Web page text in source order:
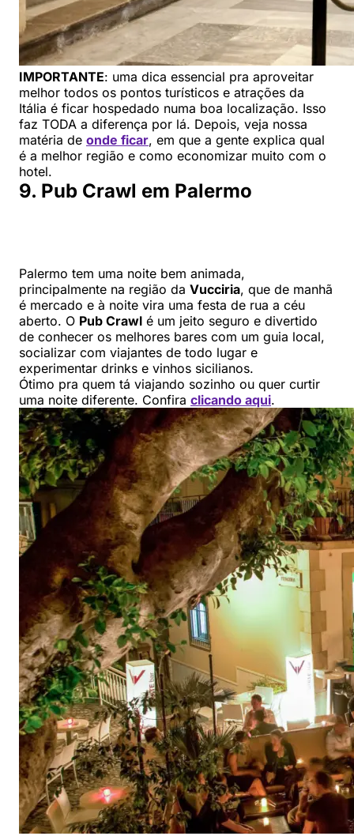
IMPORTANTE: uma dica essencial pra aproveitar
melhor todos os pontos turísticos e atrações da
Itália é ficar hospedado numa boa localização. Isso
faz TODA a diferença por lá. Depois, veja nossa
matéria de onde ficar, em que a gente explica qual
é a melhor região e como economizar muito com o
hotel.
9. Pub Crawl em Palermo
Palermo tem uma noite bem animada,
principalmente na região da Vucciria, que de manhã
é mercado e à noite vira uma festa de rua a céu
aberto. O Pub Crawl é um jeito seguro e divertido
de conhecer os melhores bares com um guia local,
socializar com viajantes de todo lugar e
experimentar drinks e vinhos sicilianos.
Ótimo pra quem tá viajando sozinho ou quer curtir
uma noite diferente. Confira clicando aqui.